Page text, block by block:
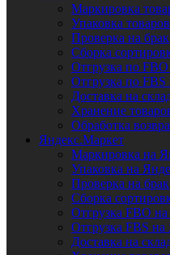
Маркировка
Упаковка
Проверка на брак
Сборка
Отгрузка по
Отгрузка по FBS
Доставка на
Хранение
Обработка
Яндекс.Маркет
Маркировка на
Упаковка на
Проверка на брак
Сборка
Отгрузка FBO
Отгрузка FBS
Доставка на